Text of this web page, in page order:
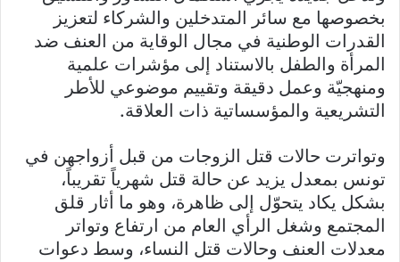
بخصوصها مع سائر المتدخلين والشركاء لتعزيز
القدرات الوطنية في مجال الوقاية من العنف ضد
المرأة والطفل بالاستناد إلى مؤشرات علمية
ومنهجيّة وعمل دقيقة وتقييم موضوعي للأطر
التشريعية والمؤسساتية ذات العلاقة.
وتواترت حالات قتل الزوجات من قبل أزواجهن في
تونس بمعدل يزيد عن حالة قتل شهرياً تقريباً،
بشكل يكاد يتحوّل إلى ظاهرة، وهو ما أثار قلق
المجتمع وشغل الرأي العام من ارتفاع وتواتر
معدلات العنف وحالات قتل النساء، وسط دعوات